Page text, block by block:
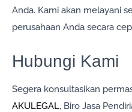
Anda. Kami akan melayani
perusahaan Anda secara
Hubungi Kami
Segera konsultasikan
AKULEGAL, Biro Jasa